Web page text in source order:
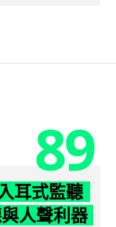
89
耳式監聽
人聲利器